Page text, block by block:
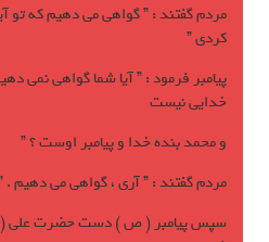
مردم گفتند : ” گواهی مي دهيم که تو
کردی ”
پيامبر فرمود : ” آيا شما گواهی نمي
خدايی نيست
و محمد بنده خدا و پيامبر اوست ؟ ”
مردم گفتند : ” آری ، گواهی مي دهيم .
سپس پيامبر ( ص ) دست حضرت علی ( ع